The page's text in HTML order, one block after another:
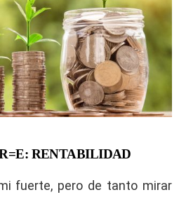
RENTABILIDAD
fuerte, pero de tanto mirar